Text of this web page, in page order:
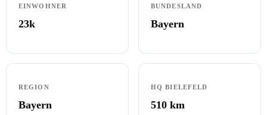
EINWOHNER
23k
BUNDESLAND
Bayern
REGION
Bayern
HQ BIELEFELD
510 km